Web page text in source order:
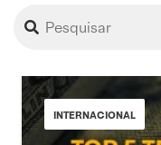
INTERNACIONAL